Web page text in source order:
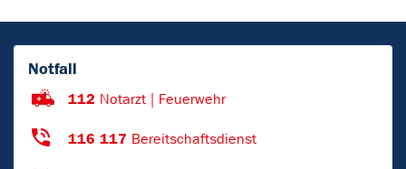
Notfall
112 Notarzt | Feuerwehr
116 117 Bereitschaftsdienst